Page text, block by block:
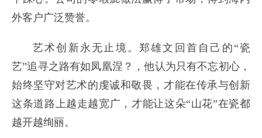
外客户广泛赞誉。
艺术创新永无止境。郑雄文回首自己的“瓷
艺”追寻之路有如凤凰涅？，他认为只有不忘初心，
始终坚守对艺术的虔诚和敬畏，才能在传承与创新
这条道路上越走越宽广，才能让这朵“山花”在瓷都
越开越绚丽。